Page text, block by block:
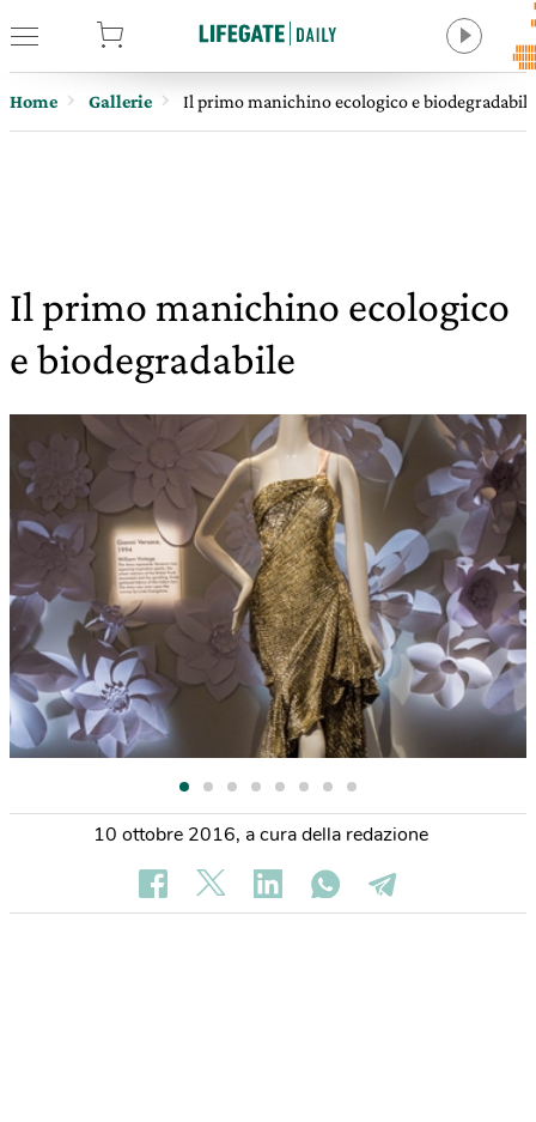
Home Gallerie Il primo manichino ecologico e biodegradabile
Il primo manichino ecologico
e biodegradabile
10 ottobre 2016, a cura della redazione